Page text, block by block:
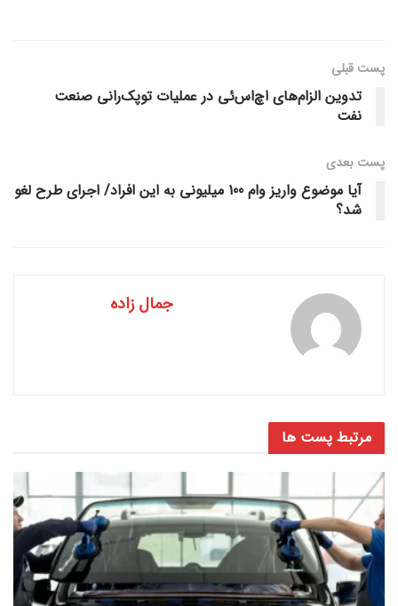
پست قبلی
تدوین الزام‌های اچ‌اس‌ئی در عملیات توپک‌رانی صنعت
نفت
پست‌ بعدی
آیا موضوع واریز وام 100 میلیونی به این افراد/ اجرای طرح لغو
شد؟
جمال زاده
مرتبط پست ها